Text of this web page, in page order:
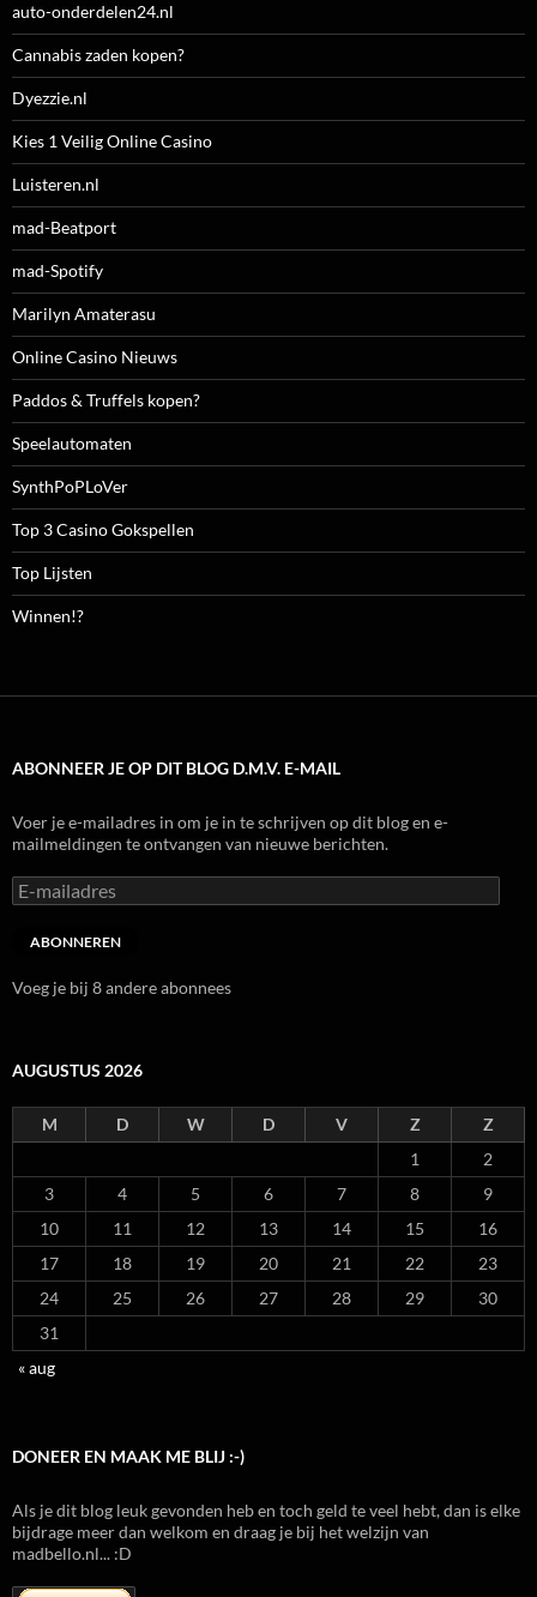
auto-onderdelen24.nl
Cannabis zaden kopen?
Dyezzie.nl
Kies 1 Veilig Online Casino
Luisteren.nl
mad-Beatport
mad-Spotify
Marilyn Amaterasu
Online Casino Nieuws
Paddos & Truffels kopen?
Speelautomaten
SynthPoPLoVer
Top 3 Casino Gokspellen
Top Lijsten
Winnen!?
ABONNEER JE OP DIT BLOG D.M.V. E-MAIL
Voer je e-mailadres in om je in te schrijven op dit blog en e-
mailmeldingen te ontvangen van nieuwe berichten.
E-
mailadres
ABONNEREN
Voeg je bij 8 andere abonnees
AUGUSTUS 2026
M D W D V Z
Z
1
2
3
4 5 6 7 8
9
10
11 12 13 14 15
16
17
18 19 20 21 22
23
24
25 26 27 28 29
30
31
« aug
DONEER EN MAAK ME BLIJ :-)
Als je dit blog leuk gevonden heb en toch geld te veel hebt, dan is elke
bijdrage meer dan welkom en draag je bij het welzijn van
madbello.nl... :D